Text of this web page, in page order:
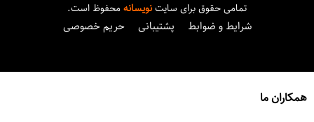
تمامی حقوق برای سایتنویسانهمحفوظ است.
شرایط و ضوابط پشتیبانی حریم خصوصی
همکاران ما